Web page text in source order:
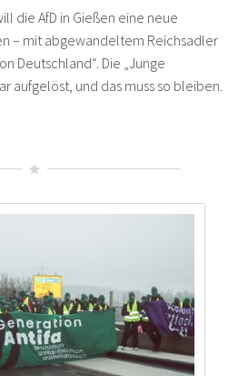
die AfD in Gießen eine neue
– mit abgewandeltem Reichsadler
Deutschland“. Die „Junge
aufgelöst, und das muss so bleiben.